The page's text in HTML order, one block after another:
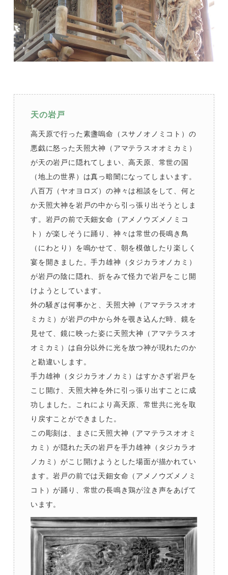
天の岩戸
高天原で行った素盞嗚命（スサノオノミコト）の
悪戯に怒った天照大神（アマテラスオオミカミ）
が天の岩戸に隠れてしまい、高天原、常世の国
（地上の世界）は真っ暗闇になってしまいます。
八百万（ヤオヨロズ）の神々は相談をして、何と
か天照大神を岩戸の中から引っ張り出そうとしま
す。岩戸の前で天鈿女命（アメノウズメノミコ
ト）が楽しそうに踊り、神々は常世の長鳴き鳥
（にわとり）を鳴かせて、朝を模倣したり楽しく
宴を開きました。手力雄神（タジカラオノカミ）
が岩戸の陰に隠れ、折をみて怪力で岩戸をこじ開
けようとしています。
外の騒ぎは何事かと、天照大神（アマテラスオオ
ミカミ）が岩戸の中から外を覗き込んだ時、鏡を
見せて、鏡に映った姿に天照大神（アマテラスオ
オミカミ）は自分以外に光を放つ神が現れたのか
と勘違いします。
手力雄神（タジカラオノカミ）はすかさず岩戸を
こじ開け、天照大神を外に引っ張り出すことに成
功しました。これにより高天原、常世共に光を取
り戻すことができました。
この彫刻は、まさに天照大神（アマテラスオオミ
カミ）が隠れた天の岩戸を手力雄神（タジカラオ
ノカミ）がこじ開けようとした場面が描かれてい
ます。岩戸の前では天鈿女命（アメノウズメノミ
コト）が踊り、常世の長鳴き鶏が泣き声をあげて
います。